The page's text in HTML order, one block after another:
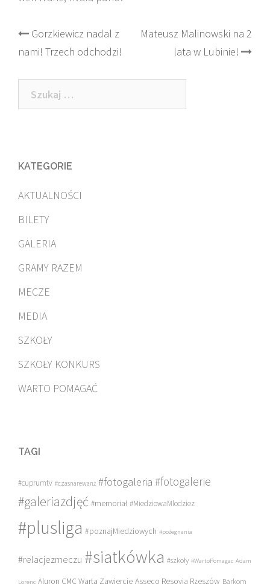
Post
navigation
Gorzkiewicz nadal z
nami! Trzech odchodzi!
Mateusz Malinowski na 2
lata w Lubinie!
Szukaj:
KATEGORIE
AKTUALNOŚCI
BILETY
GALERIA
GRAMY RAZEM
MECZE
MEDIA
SZKOŁY
SZKOŁY KONKURS
WARTO POMAGAĆ
TAGI
#cuprumtv #czasnarewanż #fotogaleria #fotogalerie
#galeriazdjęć #memoriał #MiedziowaMlodziez
#plusliga #poznajMiedziowych #pożegnania
#relacjezmeczu #siatkówka #szkoły #WartoPomagac Adam
Lorenc Aluron CMC Warta Zawiercie Asseco Resovia Rzeszów Barkom